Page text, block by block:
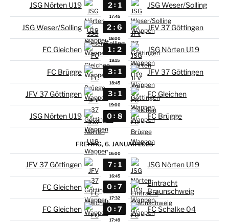
JSG Nörten U19 2 : 1 JSG Weser/Solling
17:45
JSG Weser/Solling 2 : 6 JFV 37 Göttingen
18:00
FC Gleichen 1 : 2 JSG Nörten U19
18:15
FC Brügge 3 : 1 JFV 37 Göttingen
18:45
JFV 37 Göttingen 3 : 1 FC Gleichen
19:00
JSG Nörten U19 0 : 8 FC Brügge
FREITAG, 6. JANUAR 2023
16:00
JFV 37 Göttingen 7 : 1 JSG Nörten U19
16:45
FC Gleichen 0 : 7
Eintracht
Braunschweig
17:32
FC Gleichen 0 : 7 FC Schalke 04
17:49